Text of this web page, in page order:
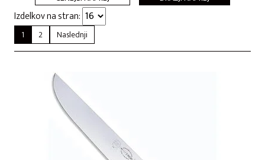
Izdelkov na stran:
1 2 Naslednji